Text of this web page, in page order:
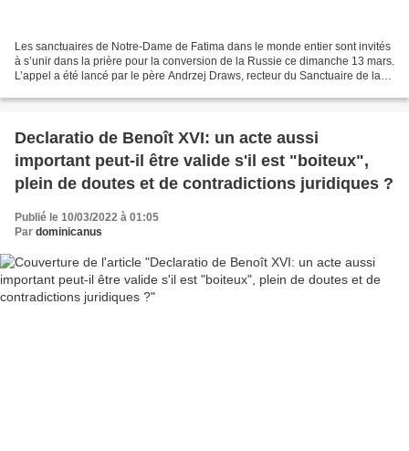
Les sanctuaires de Notre-Dame de Fatima dans le monde entier sont invités
à s’unir dans la prière pour la conversion de la Russie ce dimanche 13 mars.
L’appel a été lancé par le père Andrzej Draws, recteur du Sanctuaire de la
Declaratio de Benoît XVI: un acte aussi
important peut-il être valide s'il est "boiteux",
plein de doutes et de contradictions juridiques ?
Publié le 10/03/2022 à 01:05
Par dominicanus